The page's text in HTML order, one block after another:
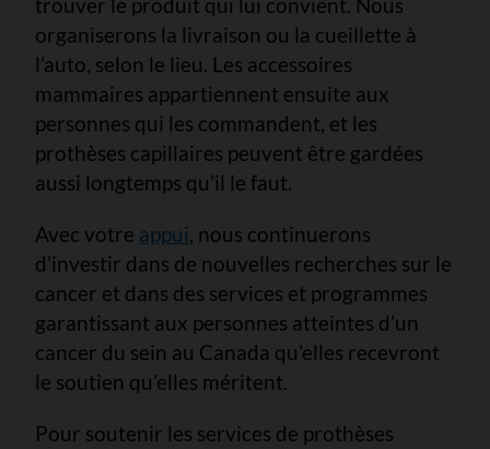
organiserons la livraison ou la cueillette à
l’auto, selon le lieu. Les accessoires
mammaires appartiennent ensuite aux
personnes qui les commandent, et les
prothèses capillaires peuvent être gardées
aussi longtemps qu’il le faut.
Avec votre appui, nous continuerons
d’investir dans de nouvelles recherches sur le
cancer et dans des services et programmes
garantissant aux personnes atteintes d’un
cancer du sein au Canada qu’elles recevront
le soutien qu’elles méritent.
Pour soutenir les services de prothèses